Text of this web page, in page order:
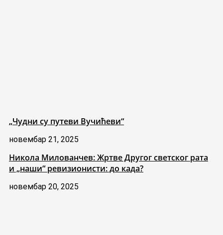
„Чудни су путеви Вучићеви“
новембар 21, 2025
Никола Милованчев: Жртве Другог светског рата
и „наши“ ревизионисти: до када?
новембар 20, 2025